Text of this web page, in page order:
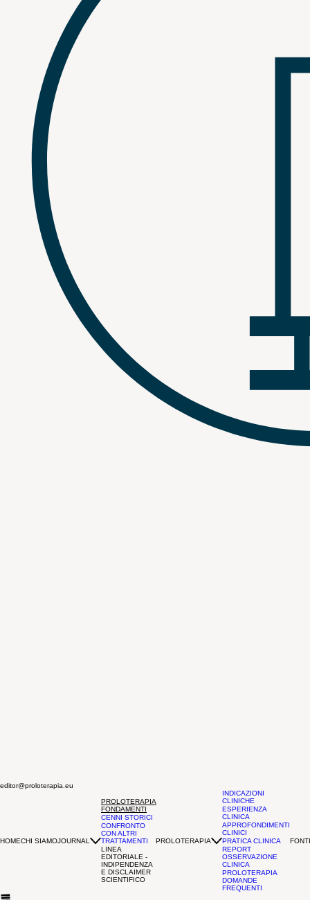
PROLOTERAPIA
FONDAMENTI
CENNI STORICI
CONFRONTO
CON ALTRI
INDICAZIONI
CLINICHE
ESPERIENZA
CLINICA
APPROFONDIMENTI
CLINICI
PRATICA CLINICA